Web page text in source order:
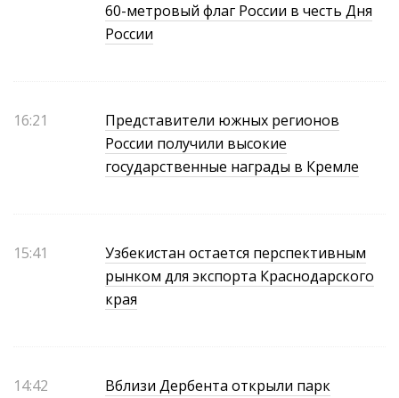
60-метровый флаг России в честь Дня
России
16:21
Представители южных регионов
России получили высокие
государственные награды в Кремле
15:41
Узбекистан остается перспективным
рынком для экспорта Краснодарского
края
14:42
Вблизи Дербента открыли парк